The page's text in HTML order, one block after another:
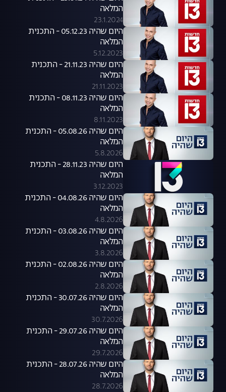
המלאה
23.1.2024
היום שהיה 05.12.23 - התכנית
המלאה
5.12.2023
היום שהיה 21.11.23 - התכנית
המלאה
21.11.2023
היום שהיה 08.11.23 - התכנית
המלאה
8.11.2023
היום שהיה 05.08.26 - התכנית
המלאה
5.8.2026
היום שהיה 28.11.23 - התכנית
המלאה
3.12.2023
היום שהיה 04.08.26 - התכנית
המלאה
4.8.2026
היום שהיה 03.08.26 - התכנית
המלאה
3.8.2026
היום שהיה 02.08.26 - התכנית
המלאה
2.8.2026
היום שהיה 30.07.26 - התכנית
המלאה
30.7.2026
היום שהיה 29.07.26 - התכנית
המלאה
29.7.2026
היום שהיה 28.07.26 - התכנית
המלאה
28.7.2026